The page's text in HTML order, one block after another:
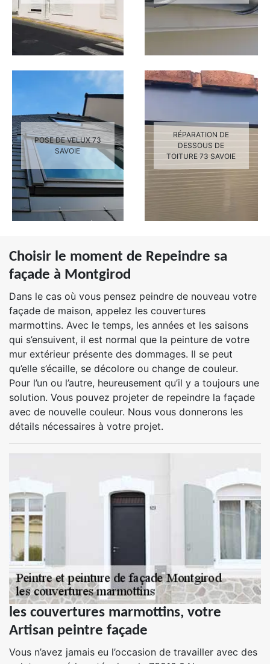
POSE DE VELUX 73
SAVOIE
RÉPARATION DE
DESSOUS DE
TOITURE 73 SAVOIE
Choisir le moment de Repeindre sa
façade à Montgirod
Dans le cas où vous pensez peindre de nouveau votre
façade de maison, appelez les couvertures
marmottins. Avec le temps, les années et les saisons
qui s’ensuivent, il est normal que la peinture de votre
mur extérieur présente des dommages. Il se peut
qu’elle s’écaille, se décolore ou change de couleur.
Pour l’un ou l’autre, heureusement qu’il y a toujours une
solution. Vous pouvez projeter de repeindre la façade
avec de nouvelle couleur. Nous vous donnerons les
détails nécessaires à votre projet.
les couvertures marmottins, votre
Artisan peintre façade
Vous n’avez jamais eu l’occasion de travailler avec des